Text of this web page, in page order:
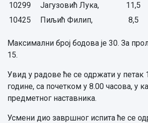
10299
Јагузовић Лука, 11,5
10425
Пиљић Филип, 8,5
Максимални број бодова је 30. За
15.
Увид у радове ће се одржати у петак
године, са почетком у 8.00 часова, у
предметног наставника.
Усмени дио завршног испита ће се